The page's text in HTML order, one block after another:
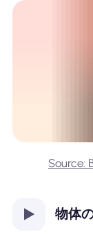
Source:
物体